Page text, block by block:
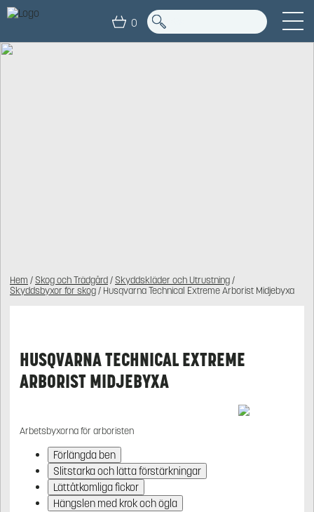
0
Hem / Skog och Trädgård/ Skyddskläder och Utrustning/
Skyddsbyxor för skog/ Husqvarna Technical Extreme Arborist Midjebyxa
HUSQVARNA TECHNICAL EXTREME
ARBORIST MIDJEBYXA
Arbetsbyxorna för arboristen
Förlängda ben
Slitstarka och lätta förstärkningar
Lättåtkomliga fickor
Hängslen med krok och ögla